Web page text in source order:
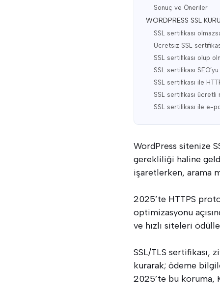
Sonuç ve Öneriler
WORDPRESS SSL
SSL sertifikası
Ücretsiz SSL
SSL sertifikası olup
SSL sertifikası
SSL sertifikası ile
SSL sertifikası
SSL sertifikası ile e-
WordPress sitenize
gerekliliği haline
işaretlerken, arama
2025’te HTTPS
optimizasyonu
ve hızlı siteleri
SSL/TLS sertifikası,
kurarak; ödeme
2025’te bu koruma,